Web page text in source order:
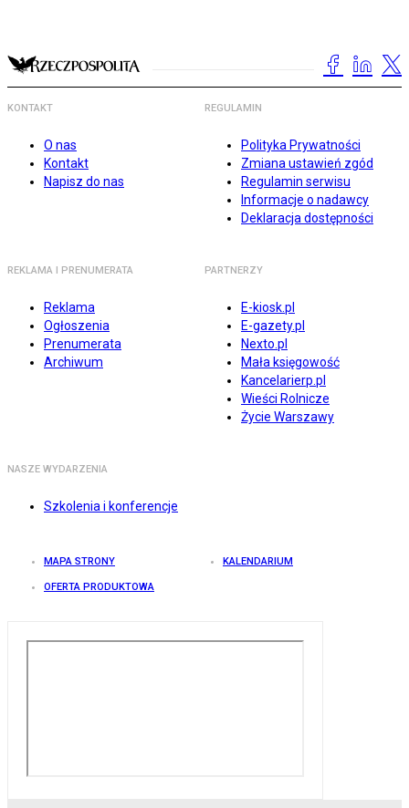
KONTAKT
O nas
Kontakt
Napisz do nas
REGULAMIN
Polityka Prywatności
Zmiana ustawień zgód
Regulamin serwisu
Informacje o nadawcy
Deklaracja dostępności
REKLAMA I PRENUMERATA
Reklama
Ogłoszenia
Prenumerata
Archiwum
PARTNERZY
E-kiosk.pl
E-gazety.pl
Nexto.pl
Mała księgowość
Kancelarierp.pl
Wieści Rolnicze
Życie Warszawy
NASZE WYDARZENIA
Szkolenia i konferencje
MAPA STRONY KALENDARIUM
OFERTA PRODUKTOWA